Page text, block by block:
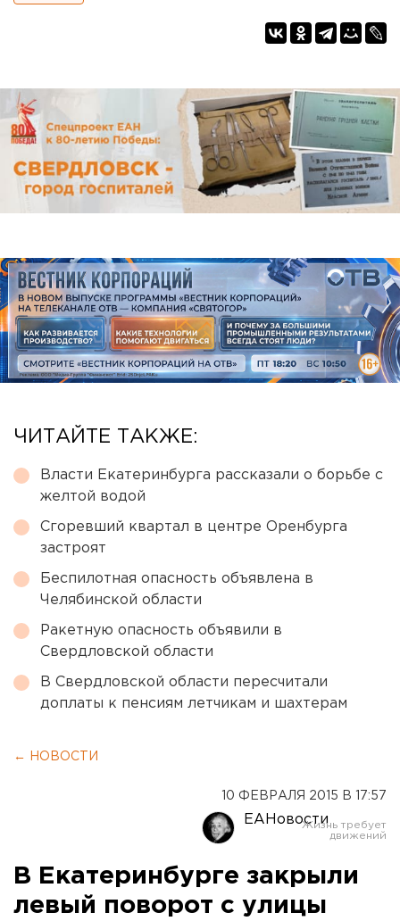
ЧИТАЙТЕ ТАКЖЕ:
Власти Екатеринбурга рассказали о борьбе с
желтой водой
Сгоревший квартал в центре Оренбурга
застроят
Беспилотная опасность объявлена в
Челябинской области
Ракетную опасность объявили в
Свердловской области
В Свердловской области пересчитали
доплаты к пенсиям летчикам и шахтерам
← НОВОСТИ
10 ФЕВРАЛЯ 2015 В 17:57
ЕАНовости
В Екатеринбурге закрыли
левый поворот с улицы